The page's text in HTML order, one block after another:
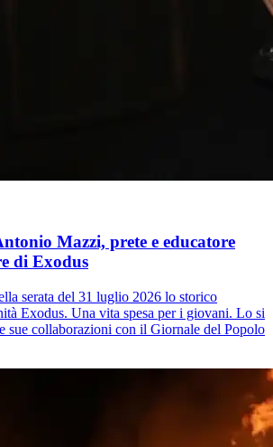
Mazzi, prete e educatore
di Exodus
serata del 31 luglio 2026 lo storico
Exodus. Una vita spesa per i giovani. Lo si
sue collaborazioni con il Giornale del Popolo